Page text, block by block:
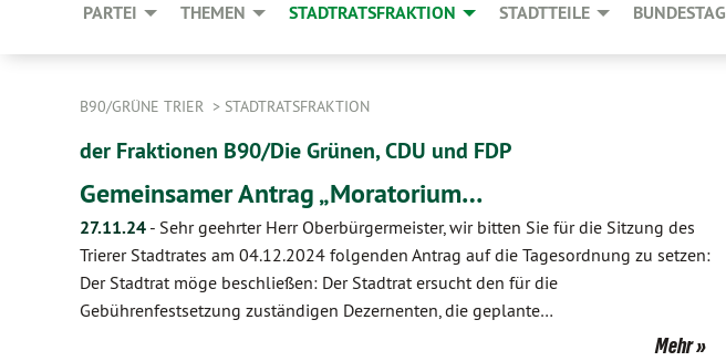
PARTEI THEMEN STADTRATSFRAKTION STADTTEILE BUNDESTAG
B90/GRÜNE TRIER STADTRATSFRAKTION
der Fraktionen B90/Die Grünen, CDU und FDP
Gemeinsamer Antrag „Moratorium…
27.11.24 - Sehr geehrter Herr Oberbürgermeister, wir bitten Sie für die Sitzung des
Trierer Stadtrates am 04.12.2024 folgenden Antrag auf die Tagesordnung zu setzen:
Der Stadtrat möge beschließen: Der Stadtrat ersucht den für die
Gebührenfestsetzung zuständigen Dezernenten, die geplante…
Mehr